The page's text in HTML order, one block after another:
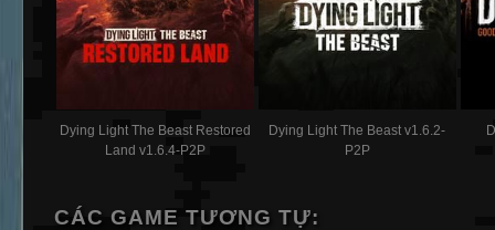
Dying Light The Beast Restored
Land v1.6.4-P2P
Dying Light The Beast v1.6.2-
P2P
CÁC GAME TƯƠNG TỰ: